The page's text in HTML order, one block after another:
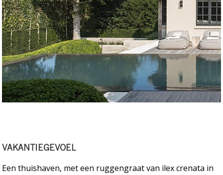
VAKANTIEGEVOEL
Een thuishaven, met een ruggengraat van ilex crenata in